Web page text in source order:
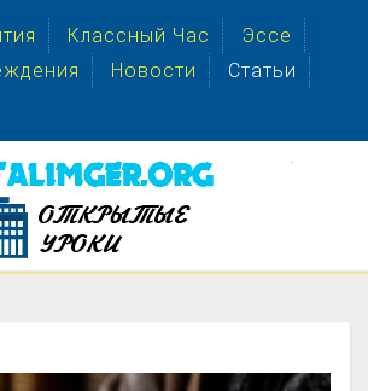
Классный Час
Эссе
Новости
Статьи
.